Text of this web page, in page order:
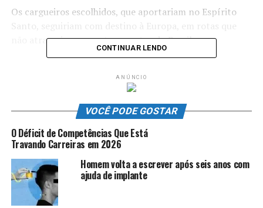
Os cargueiros escolhidos, que aportariam no Espírito
Santo, seguiriam com destino à Europa, em rotas que
não atracariam em outros portos do Brasil.
ANÚNCIO
A Polícia Federal no ES foi alertada pela PF no Rio de
Janeirosobre a vinda dos traficantes para Vitória.
CONTINUAR LENDO
ANÚNCIO
VOCÊ PODE GOSTAR
O Déficit de Competências Que Está
Travando Carreiras em 2026
Homem volta a escrever após seis anos com
ajuda de implante